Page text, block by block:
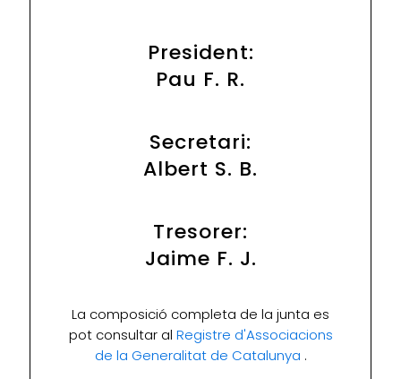
President:
Pau F. R.
Secretari:
Albert S. B.
Tresorer:
Jaime F. J.
La composició completa de la junta es
pot consultar al Registre d'Associacions
de la Generalitat de Catalunya .